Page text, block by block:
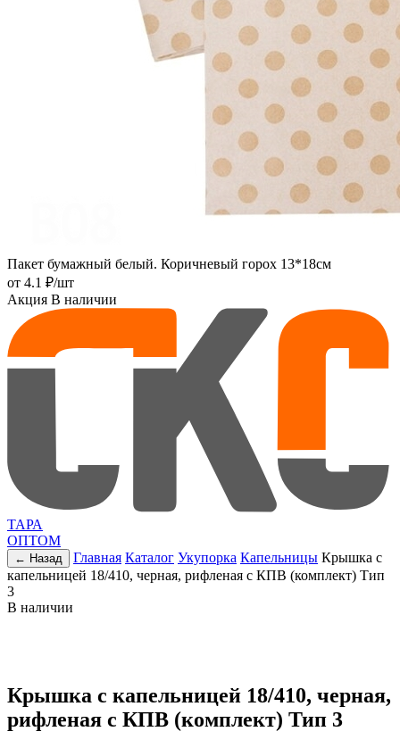
Пакет бумажный белый. Коричневый горох 13*18см
от 4.1 ₽/шт
Акция В наличии
ТАРА
ОПТОМ
← Назад Главная Каталог Укупорка Капельницы Крышка с
капельницей 18/410, черная, рифленая c КПВ (комплект) Тип
3
В наличии
Крышка с капельницей 18/410, черная,
рифленая c КПВ (комплект) Тип 3